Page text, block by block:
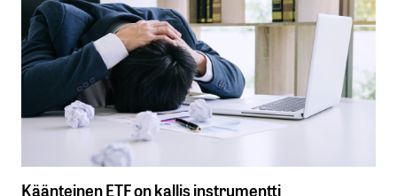
Käänteinen ETF on kallis instrumentti